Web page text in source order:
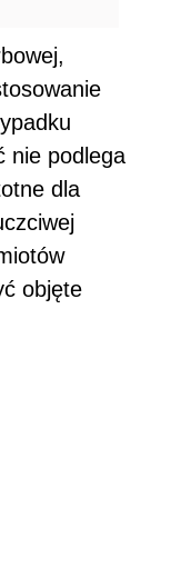
nie podlega
dla
objęte